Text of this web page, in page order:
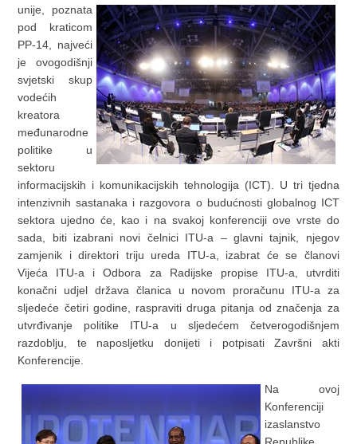
unije, poznata
pod kraticom
PP-14, najveći
je ovogodišnji
svjetski skup
vodećih
kreatora
međunarodne
politike u
sektoru
informacijskih i komunikacijskih tehnologija (ICT). U tri tjedna
intenzivnih sastanaka i razgovora o budućnosti globalnog ICT
sektora ujedno će, kao i na svakoj konferenciji ove vrste do
sada, biti izabrani novi čelnici ITU-a – glavni tajnik, njegov
zamjenik i direktori triju ureda ITU-a, izabrat će se članovi
Vijeća ITU-a i Odbora za Radijske propise ITU-a, utvrditi
konačni udjel država članica u novom proračunu ITU-a za
sljedeće četiri godine, raspraviti druga pitanja od značenja za
utvrđivanje politike ITU-a u sljedećem četverogodišnjem
razdoblju, te naposljetku donijeti i potpisati Završni akti
Konferencije.
Na ovoj
Konferenciji
izaslanstvo